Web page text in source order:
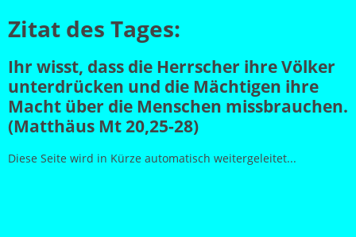
Zitat des Tages:
Ihr wisst, dass die Herrscher ihre Völker
unterdrücken und die Mächtigen ihre
Macht über die Menschen missbrauchen.
(Matthäus Mt 20,25-28)
Diese Seite wird in Kürze automatisch weitergeleitet...